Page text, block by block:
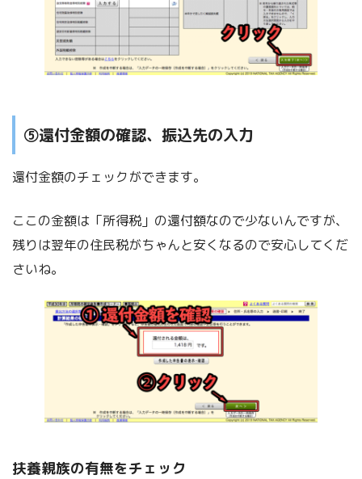
⑤還付金額の確認、振込先の入力
還付金額のチェックができます。
ここの金額は「所得税」の還付額なので少ないんですが、
残りは翌年の住民税がちゃんと安くなるので安心してくだ
さいね。
扶養親族の有無をチェック